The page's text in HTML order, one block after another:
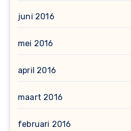
juni 2016
mei 2016
april 2016
maart 2016
februari 2016